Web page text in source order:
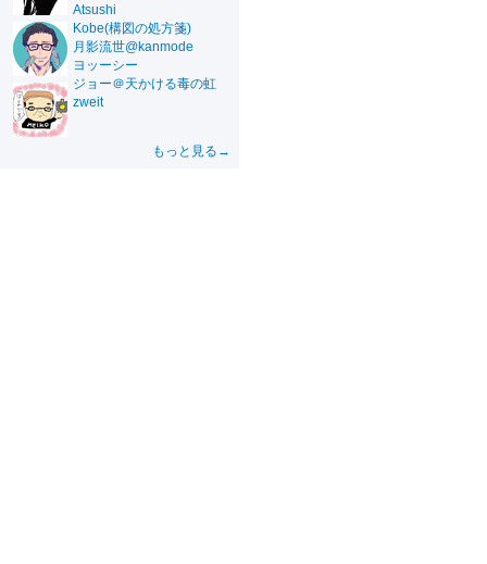
Atsushi
Kobe(構図の処方箋)
月影流世@kanmode
ヨッーシー
ジョー＠天かける毒の虹
zweit
もっと見る→